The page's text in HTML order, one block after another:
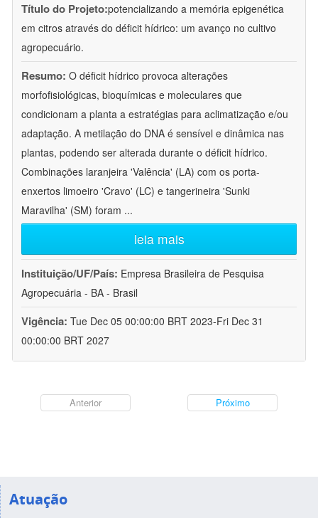
Título do Projeto:potencializando a memória epigenética
em citros através do déficit hídrico: um avanço no cultivo
agropecuário.
Resumo: O déficit hídrico provoca alterações
morfofisiológicas, bioquímicas e moleculares que
condicionam a planta a estratégias para aclimatização e/ou
adaptação. A metilação do DNA é sensível e dinâmica nas
plantas, podendo ser alterada durante o déficit hídrico.
Combinações laranjeira 'Valência' (LA) com os porta-
enxertos limoeiro 'Cravo' (LC) e tangerineira 'Sunki
Maravilha' (SM) foram ...
leia mais
Instituição/UF/País: Empresa Brasileira de Pesquisa
Agropecuária - BA - Brasil
Vigência: Tue Dec 05 00:00:00 BRT 2023-Fri Dec 31
00:00:00 BRT 2027
Anterior Próximo
Atuação